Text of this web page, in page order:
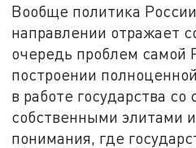
Вообще политика
направлении отражает
очередь проблем самой
построении
в работе государства со
собственными элитами
понимания, где